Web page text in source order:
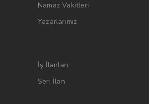
Namaz Vakitleri
Yazarlarımız
İş İlanları
Seri İlan